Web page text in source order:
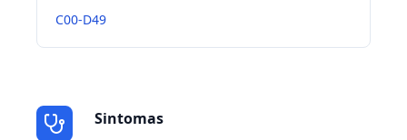
C00-D49
Sintomas